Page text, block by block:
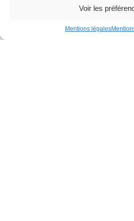
Voir les
Mentions légales